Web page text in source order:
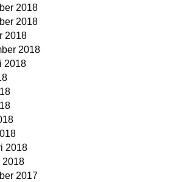
2018
2018
2018
2018
2018
2018
2018
2017